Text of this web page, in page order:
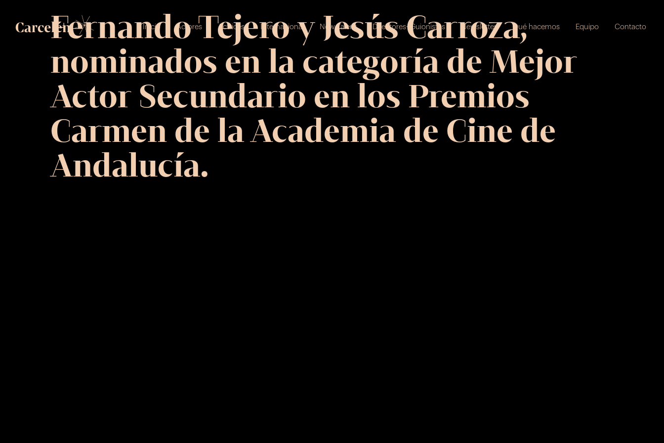
Inicio Actores Actrices Internacional New Talent Directores+Guionistas Newsletter Qué hacemos Equipo Contacto
Fernando Tejero y Jesús Carroza,
nominados en la categoría de Mejor
Actor Secundario en los Premios
Carmen de la Academia de Cine de
Andalucía.